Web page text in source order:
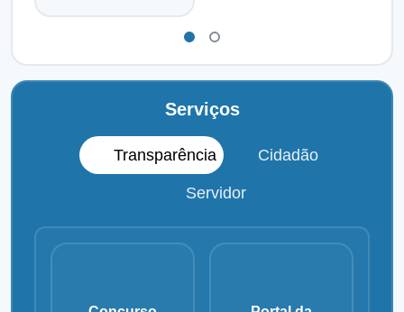
Serviços
Transparência Cidadão
Servidor